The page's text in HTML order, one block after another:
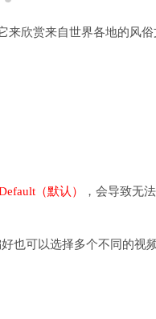
来欣赏来自世界各地的风
（默认）
，会导致无
也可以选择多个不同的视频